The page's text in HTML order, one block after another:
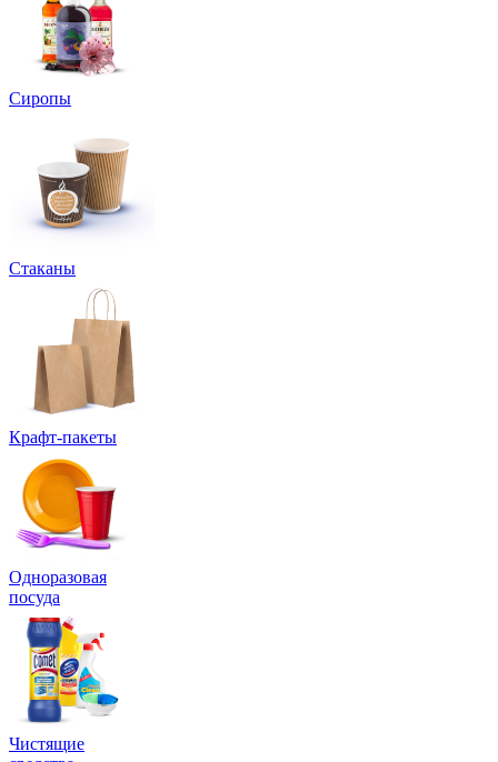
Сиропы
Стаканы
Крафт-пакеты
Одноразовая
посуда
Чистящие